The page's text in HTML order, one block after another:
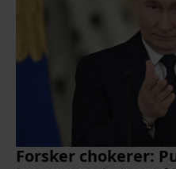
Forsker chokerer: